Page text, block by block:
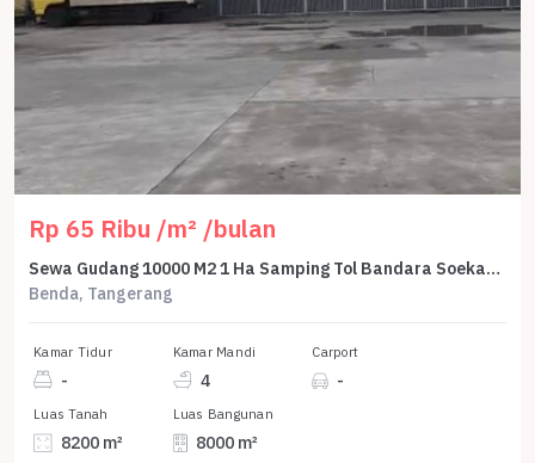
Rp 65 Ribu /m² /bulan
Sewa Gudang 10000 M2 1 Ha Samping Tol Bandara Soekarno Hatta Jl Benda Tangerang Banten - Rent Warehouse Near Toll Airport Soekarno Hatta Jakarta 10000 M2 1 Ha
Benda, Tangerang
Kamar Tidur
-
Kamar Mandi
4
Carport
-
Luas Tanah
8200 m²
Luas Bangunan
8000 m²